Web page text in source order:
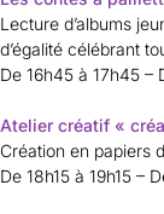
Lecture d’albums
d’égalité célébrant
De 16h45 à 17h45 –
Atelier créatif «
Création en papiers
De 18h15 à 19h15 –